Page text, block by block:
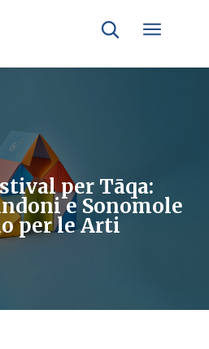
per Tāqa:
e Sonomole
per le Arti